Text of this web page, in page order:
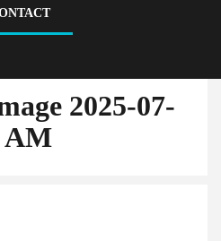
directeur de l’ULCC, pour abus de
2025-07-
AM